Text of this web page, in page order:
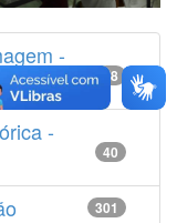
-
14538
-
40
301